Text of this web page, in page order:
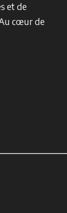
et de
cœur de